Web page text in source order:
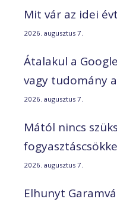
Mit vár az idei
2026. augusztus 7.
Átalakul a
vagy tudomány
2026. augusztus 7.
Mától nincs
2026. augusztus 7.
Elhunyt